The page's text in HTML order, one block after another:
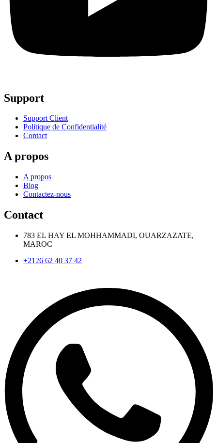
Support
Support Client
Politique de Confidentialité
Contact
A propos
A propos
Blog
Contactez-nous
Contact
783 EL HAY EL MOHHAMMADI, OUARZAZATE,
MAROC
+2126 62 40 37 42